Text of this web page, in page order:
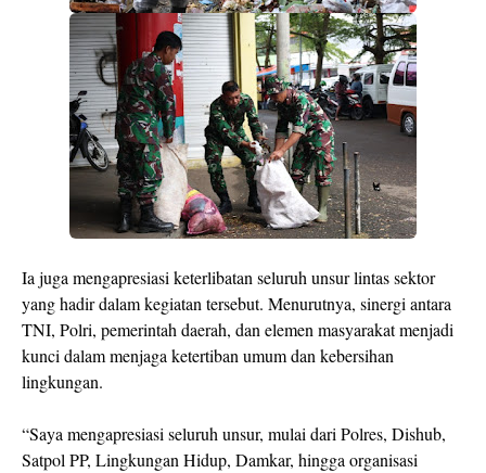
Ia juga mengapresiasi keterlibatan seluruh unsur lintas sektor
yang hadir dalam kegiatan tersebut. Menurutnya, sinergi antara
TNI, Polri, pemerintah daerah, dan elemen masyarakat menjadi
kunci dalam menjaga ketertiban umum dan kebersihan
lingkungan.
“Saya mengapresiasi seluruh unsur, mulai dari Polres, Dishub,
Satpol PP, Lingkungan Hidup, Damkar, hingga organisasi